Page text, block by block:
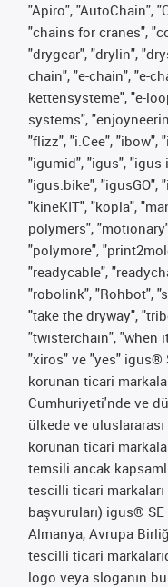
"Apiro", "AutoChain",
"chains for cranes",
"drygear", "drylin",
chain", "e-chain", "e-
kettensysteme", "e-
systems",
"flizz", "i.Cee", "ibow",
"igumid", "igus", "igus
"igus:bike", "igusGO",
"kineKIT", "kopla",
polymers",
"polymore",
"readycable",
"robolink", "Rohbot",
"take the dryway",
"twisterchain", "when
"xiros" ve "yes" igus®
korunan ticari
Cumhuriyeti'nde ve
ülkede ve
korunan ticari
temsili ancak
tescilli ticari
başvuruları) igus®
Almanya, Avrupa
tescilli ticari
logo veya sloganın